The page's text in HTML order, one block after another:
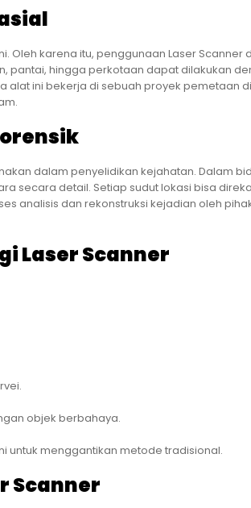
Oleh karena itu, penggunaan Laser Scanner
pantai, hingga perkotaan dapat dilakukan
alat ini bekerja di sebuah proyek pemetaan
dalam penyelidikan kejahatan. Dalam
secara detail. Setiap sudut lokasi bisa
analisis dan rekonstruksi kejadian oleh
Laser Scanner
objek berbahaya.
untuk menggantikan metode tradisional.
Scanner